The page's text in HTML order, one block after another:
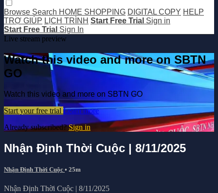
Browse Search HOME SHOPPING DIGITAL COPY HELP
TRỢ GIÚP LỊCH TRÌNH Start Free Trial Sign in
Start Free Trial Sign In
Live stream preview
Watch this video and more on SBTN
GO
Watch this video and more on SBTN GO
Start your free trial Learn more
Already subscribed?Sign in
Nhận Định Thời Cuộc | 8/11/2025
Nhận Định Thời Cuộc • 25m
Nhận Định Thời Cuộc | 8/11/2025